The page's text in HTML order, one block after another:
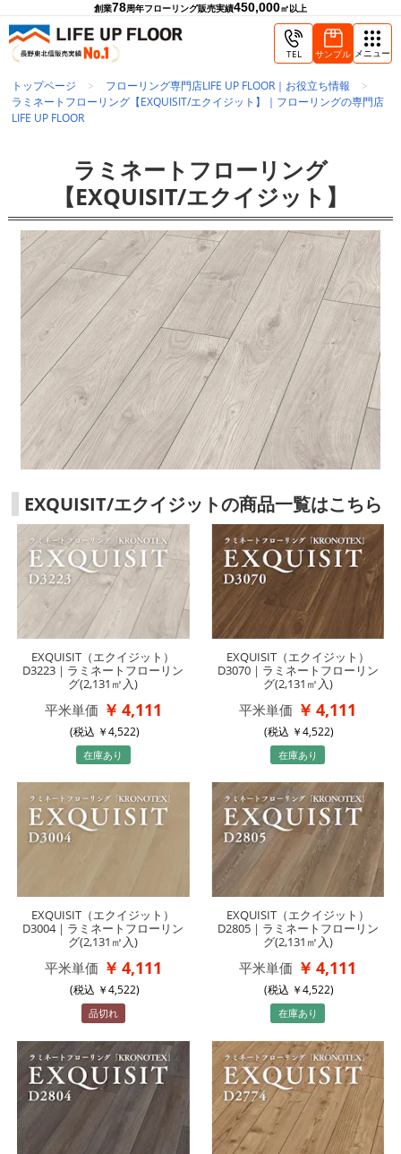
創業78周年フローリング販売実績450,000㎡以上
TEL サンプル メニュー
トップページ
フローリング専門店LIFE UP FLOOR｜お役立ち情報
ラミネートフローリング【EXQUISIT/エクイジット】｜フローリングの専門店
LIFE UP FLOOR
ラミネートフローリング
【EXQUISIT/エクイジット】
EXQUISIT/エクイジットの商品一覧はこちら
EXQUISIT（エクイジット）
D3223｜ラミネートフローリン
グ(2,131㎡入)
平米単価 4,111
(税込 4,522)
在庫あり
EXQUISIT（エクイジット）
D3070｜ラミネートフローリン
グ(2,131㎡入)
平米単価 4,111
(税込 4,522)
在庫あり
EXQUISIT（エクイジット）
D3004｜ラミネートフローリン
グ(2,131㎡入)
平米単価 4,111
(税込 4,522)
品切れ
EXQUISIT（エクイジット）
D2805｜ラミネートフローリン
グ(2,131㎡入)
平米単価 4,111
(税込 4,522)
在庫あり